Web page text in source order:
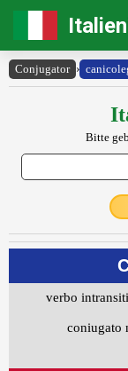
Conjugator ›
Bitte
verbo
coniugato